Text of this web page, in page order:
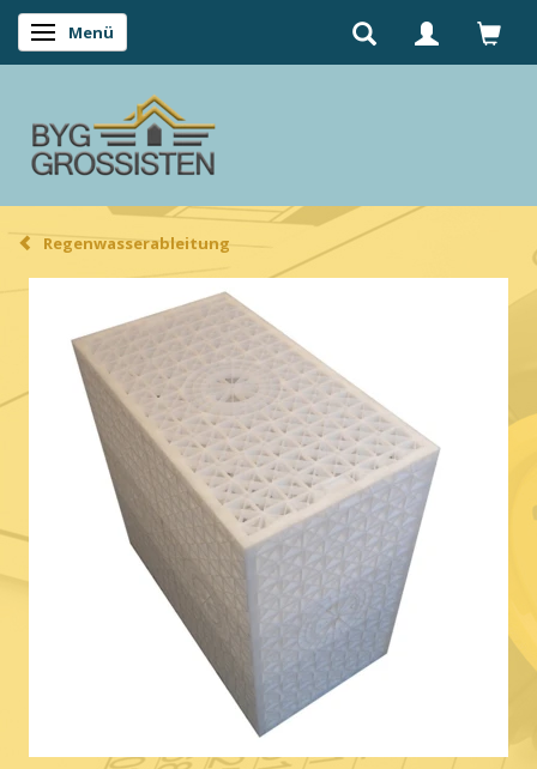
Anzeige ändern
Menü
Regenwasserableitung